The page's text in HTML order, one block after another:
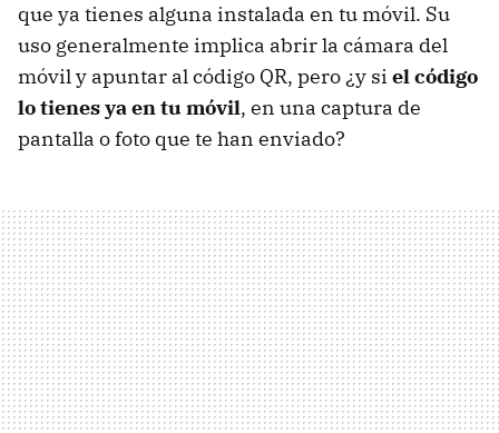
que ya tienes alguna instalada en tu móvil. Su
uso generalmente implica abrir la cámara del
móvil y apuntar al código QR, pero ¿y si el código
lo tienes ya en tu móvil, en una captura de
pantalla o foto que te han enviado?